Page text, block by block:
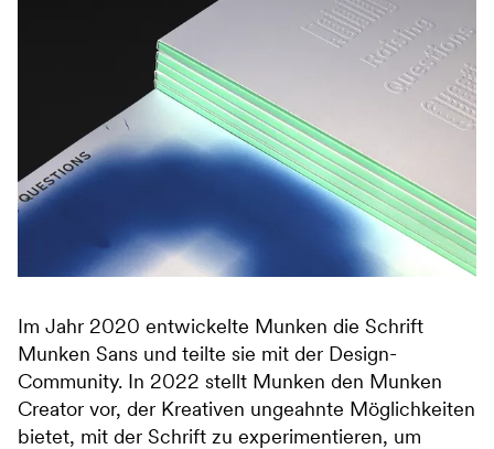
Im Jahr 2020 entwickelte Munken die Schrift
Munken Sans und teilte sie mit der Design-
Community. In 2022 stellt Munken den Munken
Creator vor, der Kreativen ungeahnte Möglichkeiten
bietet, mit der Schrift zu experimentieren, um